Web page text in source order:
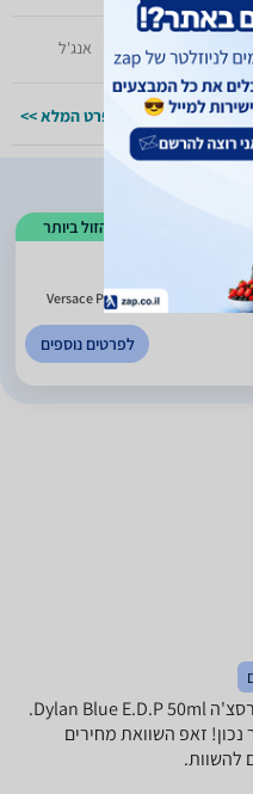
אנג'ל
למפרט המלא >>
הזול ביותר
Versace Pour Femme Dylan Blue
לפרטים נוספים
לפניכם מפרט טכני של בושם לאשה ורסצ'ה Dylan Blue E.D.P 50ml.
זאפ השוואת מחירים
להשוות.